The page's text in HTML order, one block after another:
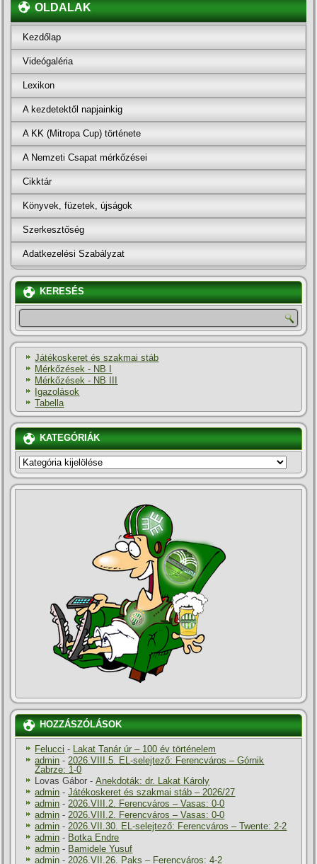
OLDALAK
Kezdőlap
Videógaléria
Lexikon
A kezdetektől napjainkig
A KK (Mitropa Cup) története
A Nemzeti Csapat mérkőzései
Cikktár
Könyvek, füzetek, újságok
Szerkesztőség
Adatkezelési Szabályzat
KERESÉS
Játékoskeret és szakmai stáb
Mérkőzések - NB I
Mérkőzések - NB III
Igazolások
Tabella
KATEGÓRIÁK
KATEGÓRIÁK
HOZZÁSZÓLÁSOK
Felucci -
Lakat Tanár úr – 100 év történelem
admin - 2026.VIII.5. EL-selejtező: Ferencváros – Górnik
Zabrze: 1-0
Lovas Gábor -Anekdoták: dr. Lakat Károly
admin -Játékoskeret és szakmai stáb – 2026/27
admin - 2026.VIII.2. Ferencváros – Vasas: 0-0
admin - 2026.VIII.2. Ferencváros – Vasas: 0-0
admin - 2026.VII.30. EL-selejtező: Ferencváros – Twente: 2-2
admin - Botka Endre
admin - Bamidele Yusuf
admin - 2026.VII.26. Paks – Ferencváros: 4-2